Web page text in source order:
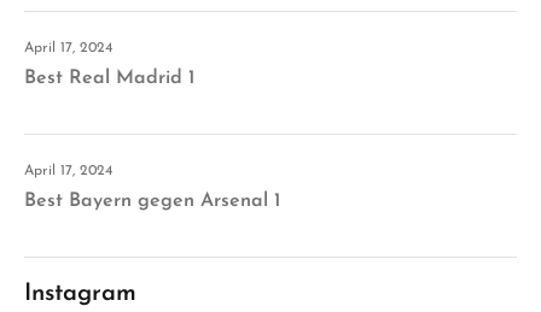
April 17, 2024
Best Real Madrid 1
April 17, 2024
Best Bayern gegen Arsenal 1
Instagram